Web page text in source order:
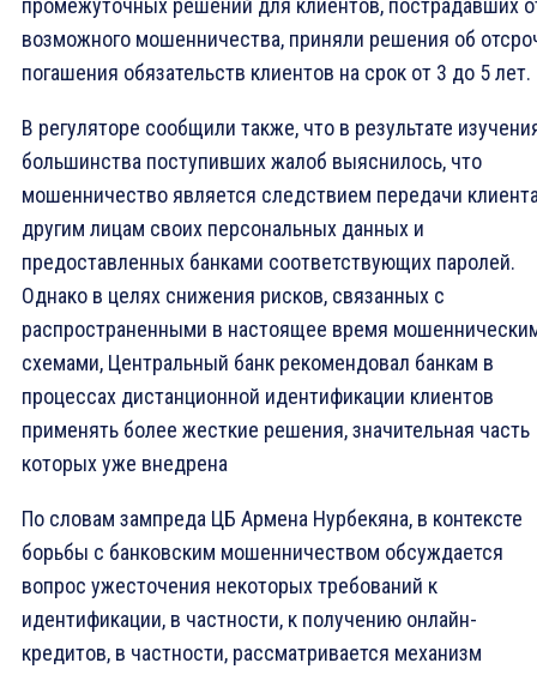
промежуточных решений для клиентов, пострадавших
возможного мошенничества, приняли решения об
погашения обязательств клиентов на срок от 3 до 5 лет.
В регуляторе сообщили также, что в результате
большинства поступивших жалоб выяснилось, что
мошенничество является следствием передачи
другим лицам своих персональных данных и
предоставленных банками соответствующих паролей.
Однако в целях снижения рисков, связанных с
распространенными в настоящее время
схемами, Центральный банк рекомендовал банкам в
процессах дистанционной идентификации клиентов
применять более жесткие решения, значительная часть
которых уже внедрена
По словам зампреда ЦБ Армена Нурбекяна, в контексте
борьбы с банковским мошенничеством обсуждается
вопрос ужесточения некоторых требований к
идентификации, в частности, к получению онлайн-
кредитов, в частности, рассматривается механизм